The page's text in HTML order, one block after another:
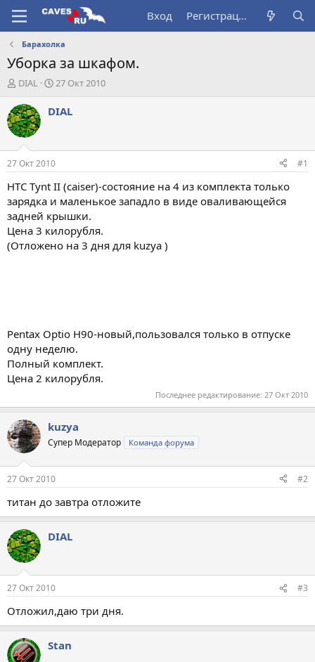
Вход Регистрация
Барахолка
Уборка за шкафом.
А
т
о
р
т
е
м
ы
DIAL
Д
т
а
л
27 Окт 2010
DIAL
27 Окт 2010 #1
HTC Tynt II (caiser)-cостояние на 4 из комплекта только
зарядка и маленькое западло в виде оваливающейся
задней крышки.
Цена 3 килорубля.
(Отложено на 3 дня для kuzya )
Pentax Optio H90-новый,пользовался только в отпуске
одну неделю.
Полный комплект.
Цена 2 килорубля.
Последнее редактирование: 27 Окт 2010
kuzya
Супер Модератор Команда форума
27 Окт 2010 #2
титан до завтра отложите
DIAL
27 Окт 2010 #3
Отложил,даю три дня.
Stan